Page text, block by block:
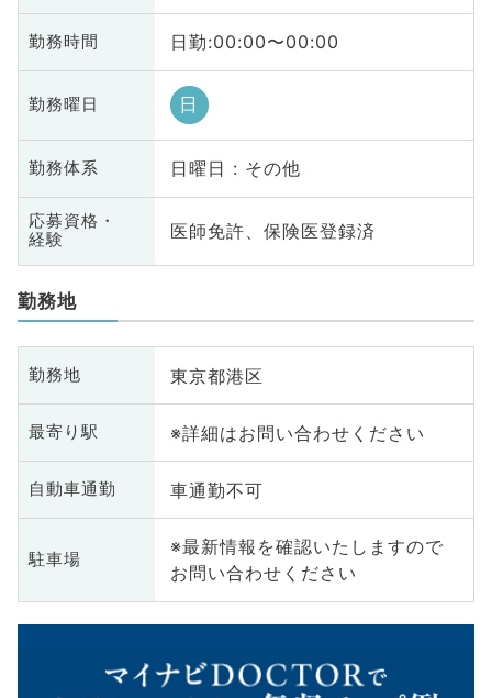
勤務時間 日勤:00:00〜00:00
勤務曜日 日
勤務体系 日曜日 : その他
応募資格・
経験
医師免許、保険医登録済
勤務地
勤務地 東京都港区
最寄り駅 ※詳細はお問い合わせください
自動車通勤 車通勤不可
駐車場
※最新情報を確認いたしますので
お問い合わせください